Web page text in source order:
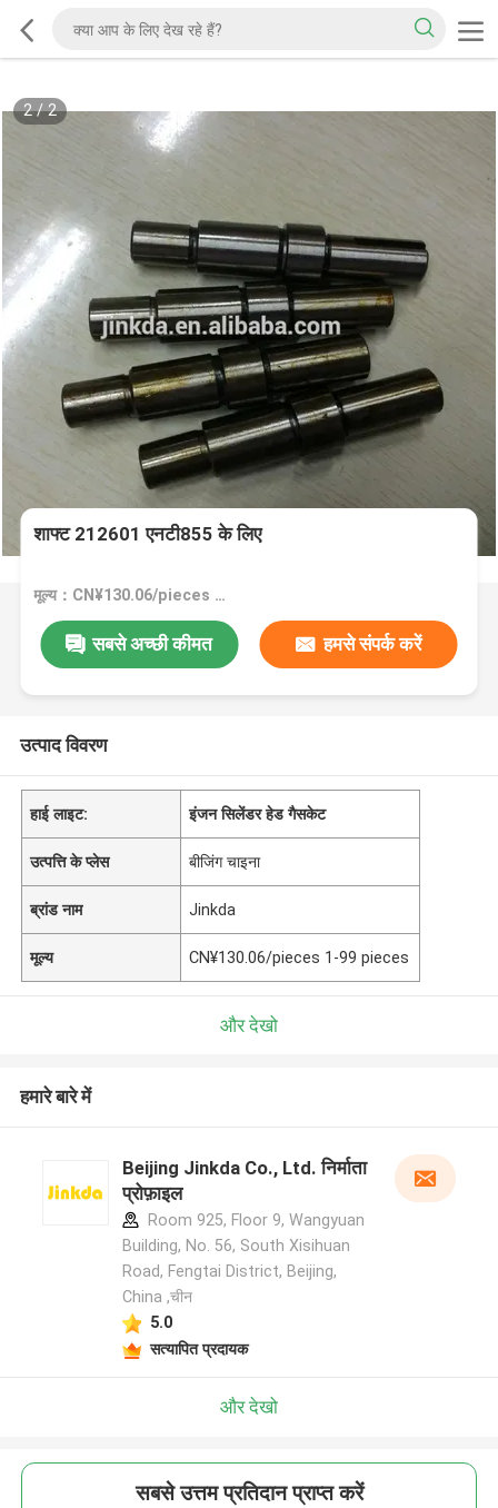
2/2
शाफ्ट 212601 एनटी855 के लिए
मूल्य：CN¥130.06/pieces 1-99 pieces
सबसे अच्छी कीमत हमसे संपर्क करें
उत्पाद विवरण
हाई लाइट: इंजन सिलेंडर हेड गैसकेट
उत्पत्ति के प्लेस बीजिंग चाइना
ब्रांड नाम Jinkda
मूल्य CN¥130.06/pieces 1-99 pieces
और देखो
हमारे बारे में
Beijing Jinkda Co., Ltd. निर्माता
प्रोफ़ाइल
Room 925, Floor 9, Wangyuan
Building, No. 56, South Xisihuan
Road, Fengtai District, Beijing,
China ,चीन
5.0
सत्यापित प्रदायक
और देखो
सबसे उत्तम प्रतिदान प्राप्त करें